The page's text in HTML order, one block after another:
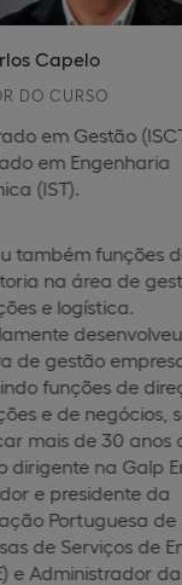
Capelo
DO CURSO
em Gestão
em Engenharia
(IST).
também funções
na área de
e logística.
de gestão
funções de
e de negócios,
mais de 30 anos
dirigente na Galp
e presidente da
Portuguesa de
de Serviços de
e Administrador da